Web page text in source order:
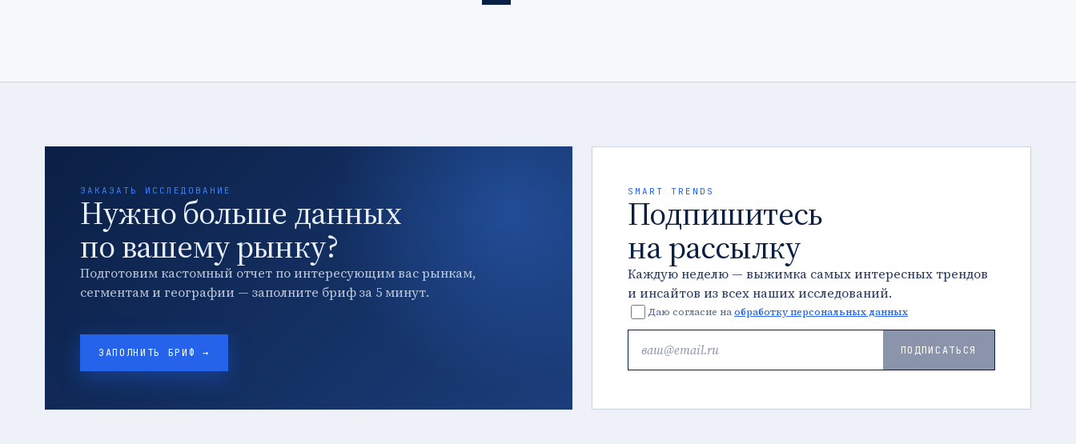
ЗАКАЗАТЬ ИССЛЕДОВАНИЕ
Нужно больше данных
по вашему рынку?
Подготовим кастомный отчет по интересующим вас рынкам,
сегментам и географии — заполните бриф за 5 минут.
ЗАПОЛНИТЬ БРИФ →
SMART TRENDS
Подпишитесь
на рассылку
Каждую неделю — выжимка самых интересных трендов
и инсайтов из всех наших исследований.
Даю согласие наобработку персональных данных
ПОДПИСАТЬСЯ